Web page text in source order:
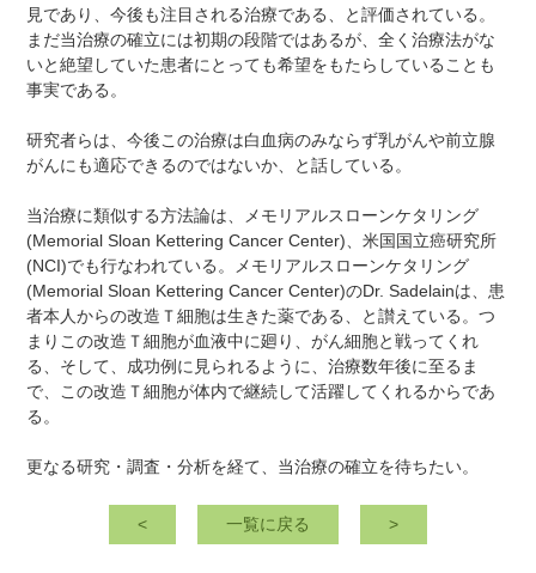
見であり、今後も注目される治療である、と評価されている。
まだ当治療の確立には初期の段階ではあるが、全く治療法がな
いと絶望していた患者にとっても希望をもたらしていることも
事実である。
研究者らは、今後この治療は白血病のみならず乳がんや前立腺
がんにも適応できるのではないか、と話している。
当治療に類似する方法論は、メモリアルスローンケタリング
(Memorial Sloan Kettering Cancer Center)、米国国立癌研究所
(NCI)でも行なわれている。メモリアルスローンケタリング
(Memorial Sloan Kettering Cancer Center)のDr. Sadelainは、患
者本人からの改造Ｔ細胞は生きた薬である、と讃えている。つ
まりこの改造Ｔ細胞が血液中に廻り、がん細胞と戦ってくれ
る、そして、成功例に見られるように、治療数年後に至るま
で、この改造Ｔ細胞が体内で継続して活躍してくれるからであ
る。
更なる研究・調査・分析を経て、当治療の確立を待ちたい。
< 一覧に戻る >